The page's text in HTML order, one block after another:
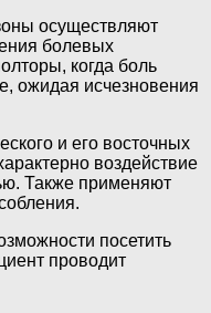
осуществляют
болевых
когда боль
ожидая исчезновения
и его восточных
воздействие
Также применяют
посетить
проводит